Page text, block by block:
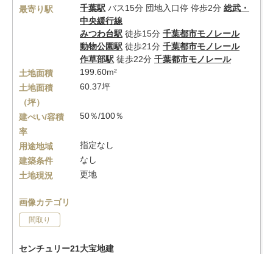
最寄り駅
千葉駅 バス15分 団地入口停 停歩2分 総武・
中央緩行線
みつわ台駅 徒歩15分 千葉都市モノレール
動物公園駅 徒歩21分 千葉都市モノレール
作草部駅 徒歩22分 千葉都市モノレール
土地面積
199.60m²
土地面積
（坪）
60.37坪
建ぺい/容積
率
50％/100％
用途地域
指定なし
建築条件
なし
土地現況
更地
画像カテゴリ
間取り
センチュリー21大宝地建